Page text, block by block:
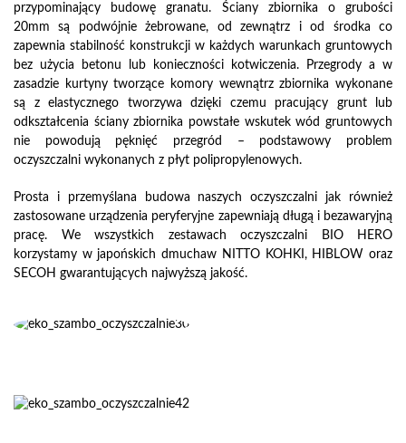
przypominający budowę granatu. Ściany zbiornika o grubości
20mm są podwójnie żebrowane, od zewnątrz i od środka co
zapewnia stabilność konstrukcji w każdych warunkach gruntowych
bez użycia betonu lub konieczności kotwiczenia. Przegrody a w
zasadzie kurtyny tworzące komory wewnątrz zbiornika wykonane
są z elastycznego tworzywa dzięki czemu pracujący grunt lub
odkształcenia ściany zbiornika powstałe wskutek wód gruntowych
nie powodują pęknięć przegród – podstawowy problem
oczyszczalni wykonanych z płyt polipropylenowych.
Prosta i przemyślana budowa naszych oczyszczalni jak również
zastosowane urządzenia peryferyjne zapewniają długą i bezawaryjną
pracę. We wszystkich zestawach oczyszczalni BIO HERO
korzystamy w japońskich dmuchaw NITTO KOHKI, HIBLOW oraz
SECOH gwarantujących najwyższą jakość.